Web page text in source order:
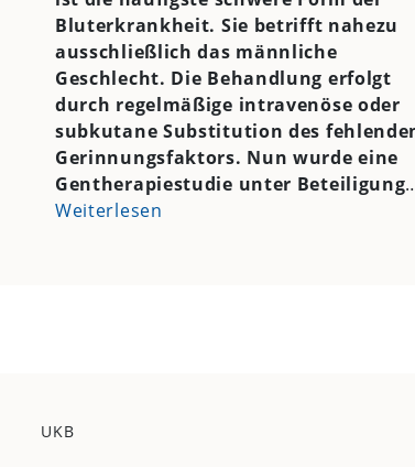
Bluterkrankheit. Sie betrifft nahezu
ausschließlich das männliche
Geschlecht. Die Behandlung erfolgt
durch regelmäßige intravenöse oder
subkutane Substitution des
Gerinnungsfaktors. Nun wurde eine
Gentherapiestudie unter Beteiligung
Weiterlesen
UKB